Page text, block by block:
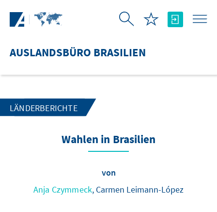
AUSLANDSBÜRO BRASILIEN
LÄNDERBERICHTE
Wahlen in Brasilien
von
Anja Czymmeck, Carmen Leimann-López